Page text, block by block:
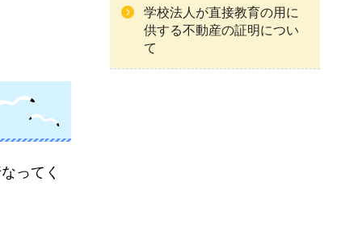
ってく
学校法人が直接教育の用に
供する不動産の証明につい
て